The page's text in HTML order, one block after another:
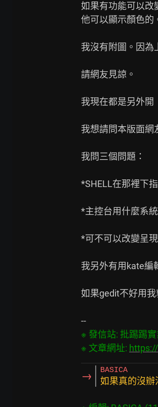
如果有功能可以改
他可以顯示顏色的
我沒有附圖。因為
請網友見諒。
我現在都是另外開
我想請問本版面網
我問三個問題：
*SHELL在那裡下
*主控台用什麼系
*可不可以改變呈
我另外有用kate編
如果gedit不好用我
※ 發信站: 批踢踢
※ 文章網址:
→ BASICA
如果真的沒辦